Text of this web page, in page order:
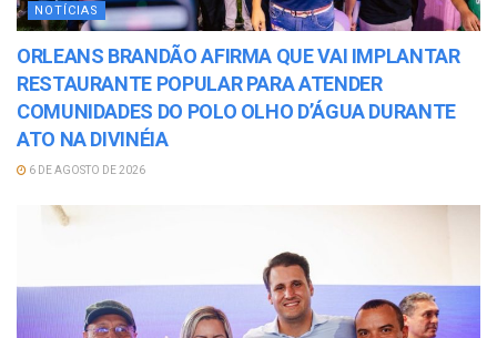
NOTÍCIAS
ORLEANS BRANDÃO AFIRMA QUE VAI IMPLANTAR
RESTAURANTE POPULAR PARA ATENDER
COMUNIDADES DO POLO OLHO D’ÁGUA DURANTE
ATO NA DIVINÉIA
6 DE AGOSTO DE 2026